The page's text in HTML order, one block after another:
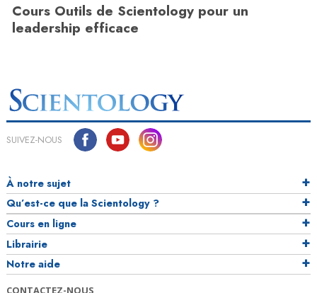
Cours Outils de Scientology pour un
leadership efficace
SUIVEZ-NOUS
À notre sujet
Qu’est-ce que la Scientology ?
Cours en ligne
Librairie
Notre aide
CONTACTEZ-NOUS